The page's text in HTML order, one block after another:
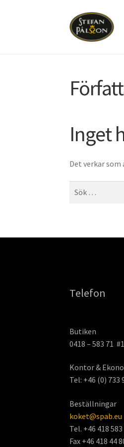
Hoppa
Hoppa
Inget
Det verkar
Telefon
Butiken
0418 – 583 71 #1
Kontor &
Tel: +46 (0) 733
Beställningar
koket@spab.eu
Tel. +46 418 583
Fax +46 418 44